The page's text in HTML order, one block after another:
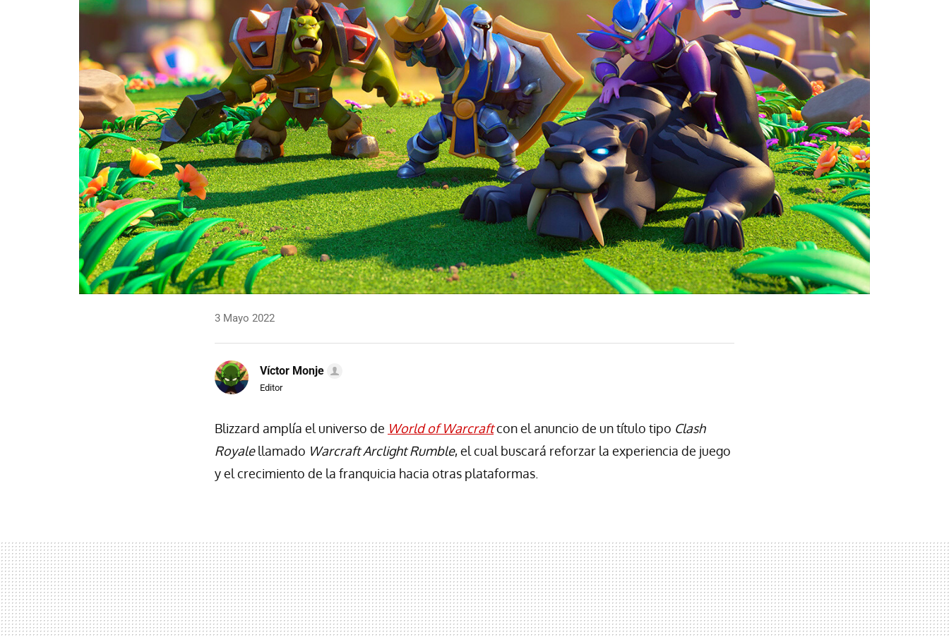
3 Mayo 2022
Víctor Monje
Editor
Blizzard amplía el universo de World of Warcraftcon el anuncio de un título tipo Clash
Royalellamado Warcraft Arclight Rumble, el cual buscará reforzar la experiencia de juego
y el crecimiento de la franquicia hacia otras plataformas.